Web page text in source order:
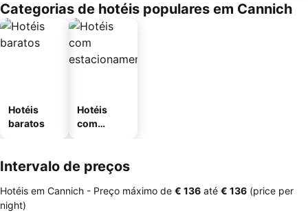
Categorias de hotéis populares em Cannich
Hotéis
baratos
Hotéis
com
Intervalo de preços
Hotéis em Cannich - Preço máximo de ‎€ 136 até ‎€ 136 (price per
night)